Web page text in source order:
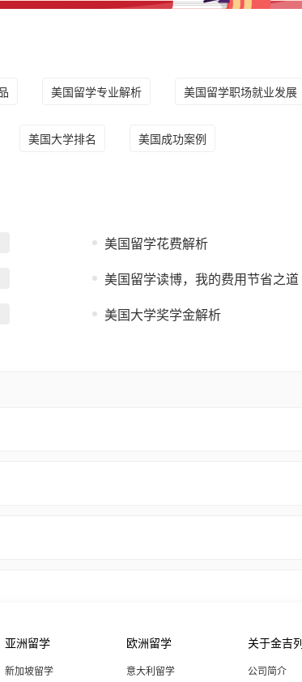
美国留学专业解析 美国留学职场就业发展
美国大学排名 美国成功案例
美国留学花费解析
美国留学读博，我的费用节省之道
美国大学奖学金解析
亚洲留学
新加坡留学
欧洲留学
意大利留学
关于金吉列
公司简介